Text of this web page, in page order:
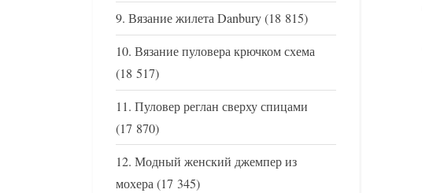
Вязание жилета Danbury(18 815)
Вязание пуловера крючком схема
(18 517)
Пуловер реглан сверху спицами
(17 870)
Модный женский джемпер из
мохера(17 345)